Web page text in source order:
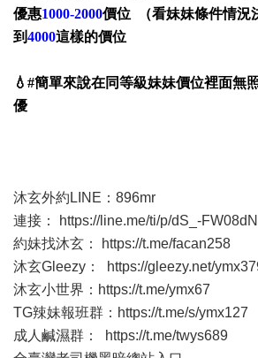
優惠1000-2000價位 （看妹妹條件情況
到4000這樣的價位
💧#簡單來說在同等級妹妹價位裡面無
優
沐玄外約LINE：896mr
連接：
https://line.me/ti/p/dS_-FW08dN
約妹找沐玄：
https://t.me/facan258
沐玄Gleezy：
https://gleezy.net/
沐玄小世界： https://t.me/ymx67
TG辣妹報班群： https://t.me/s/ymx127
成人鹹濕群：
https://t.me/twys689